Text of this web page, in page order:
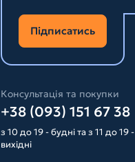
Підписатись
Консультація та покупки
+38 (093) 151 67 38
з 10 до 19 - будні та з 11 до 19 -
вихідні